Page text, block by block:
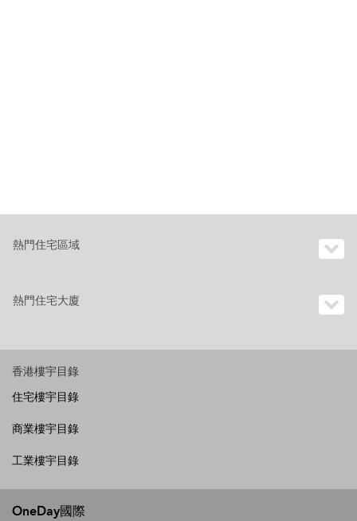
熱門住宅區域
熱門住宅大廈
香港樓宇目錄
住宅樓宇目錄
商業樓宇目錄
工業樓宇目錄
OneDay國際